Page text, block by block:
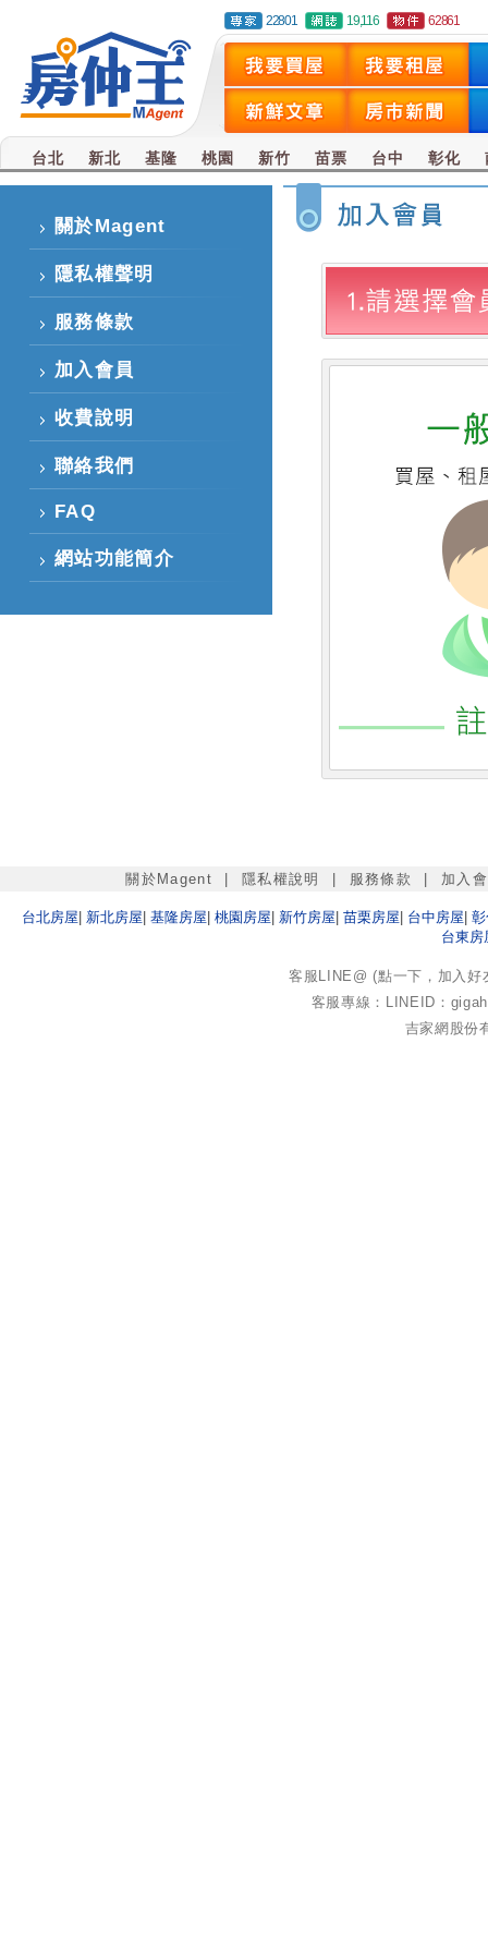
22801 19,116 62861
台北 新北 基隆 桃園 新竹 苗票 台中 彰化
關於Magent
隱私權聲明
服務條款
加入會員
收費說明
聯絡我們
FAQ
網站功能簡介
關於Magent 隱私權說明 服務條款 加入
台北房屋 新北房屋 基隆房屋 桃園 房屋 新竹房屋 苗栗房屋 台中房屋
台東房
客服LINE@ (點一下，加入好
客服專線：LINEID：
吉家網股份